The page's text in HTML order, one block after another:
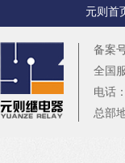
楼宇安防
元则首
备案
全国
电话
总部